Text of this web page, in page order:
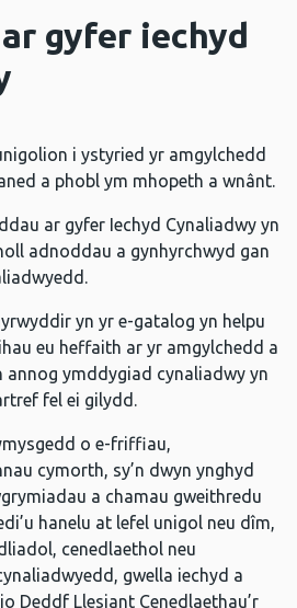
gyfer iechyd
i ystyried yr amgylchedd
a phobl ym mhopeth a wnânt.
ar gyfer Iechyd Cynaliadwy yn
adnoddau a gynhyrchwyd gan
yn yr e-gatalog yn helpu
eu heffaith ar yr amgylchedd a
annog ymddygiad cynaliadwy yn
fel ei gilydd.
o e-friffiau,
cymorth, sy’n dwyn ynghyd
a chamau gweithredu
hanelu at lefel unigol neu dîm,
cenedlaethol neu
gwella iechyd a
Deddf Llesiant Cenedlaethau’r